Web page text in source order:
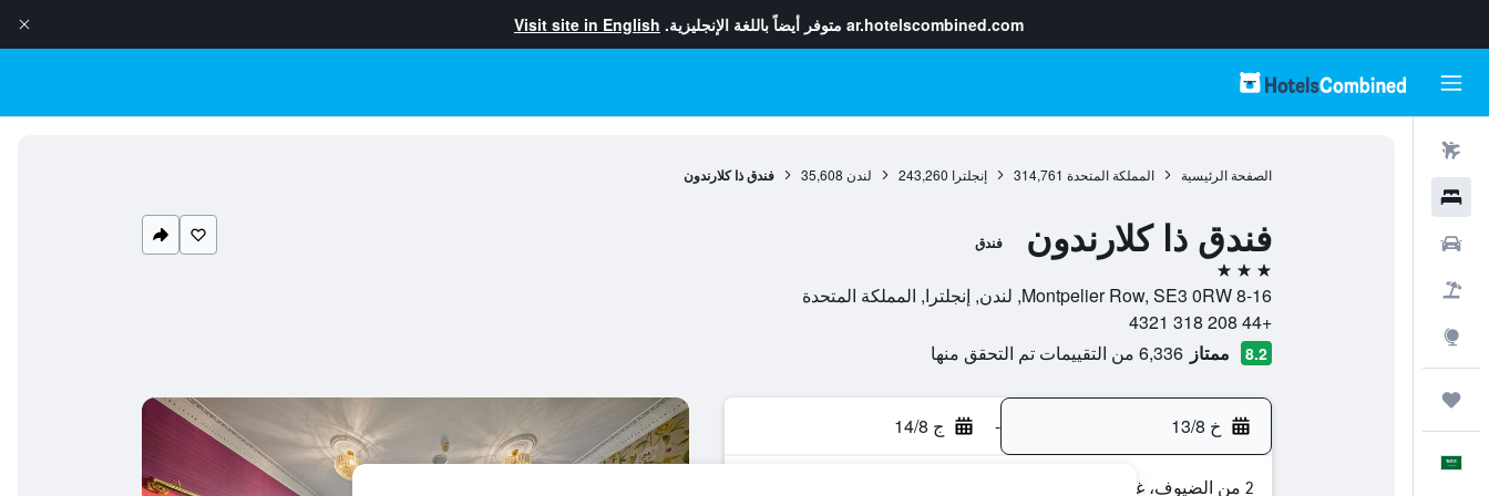
ar.hotelscombined.com متوفر أيضاً باللغة الإنجليزية. Visit site in English
الصفحة الرئيسية المملكة المتحدة 314,761 إنجلترا 243,260 لندن 35,608 فندق ذا كلارندون
فندق ذا كلارندون فندق
3 نجوم
8-16 Montpelier Row, SE3 0RW, لندن, إنجلترا, المملكة المتحدة
+44 208 318 4321
8.2 ممتاز 6,336 من التقييمات تم التحقق منها
خ 13/8 - ج 14/8
2 من الضيوف، غرفة واحدة